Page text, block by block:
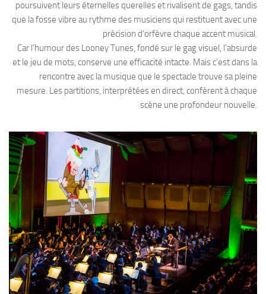
poursuivent leurs éternelles querelles et rivalisent de gags, tandis
que la fosse vibre au rythme des musiciens qui restituent avec une
précision d’orfèvre chaque accent musical.
Car l’humour des Looney Tunes, fondé sur le gag visuel, l’absurde
et le jeu de mots, conserve une efficacité intacte. Mais c’est dans la
rencontre avec la musique que le spectacle trouve sa pleine
mesure. Les partitions, interprétées en direct, confèrent à chaque
scène une profondeur nouvelle.